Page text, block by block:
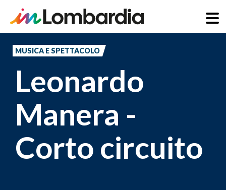
principale
MUSICA E SPETTACOLO
Leonardo
Manera -
Corto circuito